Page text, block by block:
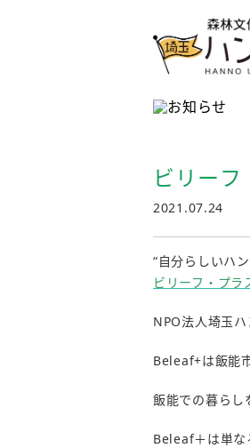
ビリー
2021.07.24
“自分らしいハ
ビリーフ・プラ
NPO法人埼玉
Beleaf+は飯能
飯能での暮らし
Beleaf＋は単な